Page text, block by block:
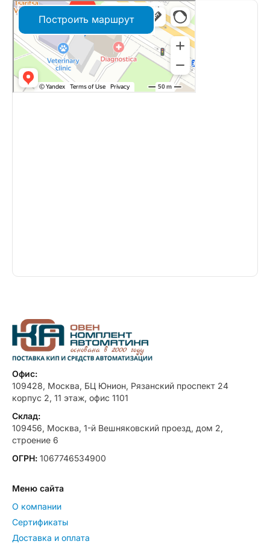
Построить маршрут
Офис:
109428, Москва, БЦ Юнион, Рязанский проспект 24
корпус 2, 11 этаж, офис 1101
Склад:
109456, Москва, 1-й Вешняковский проезд, дом 2,
строение 6
ОГРН: 1067746534900
Меню сайта
О компании
Сертификаты
Доставка и оплата